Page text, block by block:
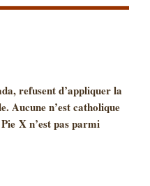
refusent d’appliquer la
Aucune n’est catholique
X n’est pas parmi